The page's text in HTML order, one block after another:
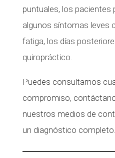
puntuales, los pacientes
algunos síntomas leves
fatiga, los días
quiropráctico.
Puedes consultarnos
compromiso,
nuestros medios de
un diagnóstico